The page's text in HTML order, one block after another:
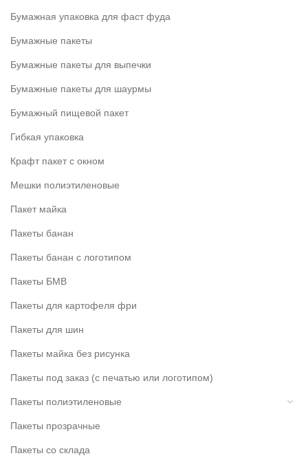
Бумажная упаковка для фаст фуда
Бумажные пакеты
Бумажные пакеты для выпечки
Бумажные пакеты для шаурмы
Бумажный пищевой пакет
Гибкая упаковка
Крафт пакет с окном
Мешки полиэтиленовые
Пакет майка
Пакеты банан
Пакеты банан с логотипом
Пакеты БМВ
Пакеты для картофеля фри
Пакеты для шин
Пакеты майка без рисунка
Пакеты под заказ (с печатью или логотипом)
Пакеты полиэтиленовые
Пакеты прозрачные
Пакеты со склада